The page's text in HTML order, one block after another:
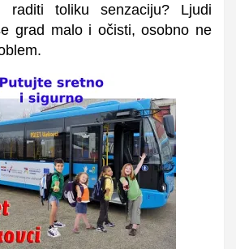
toliku senzaciju? Ljudi
grad malo i očisti, osobno ne